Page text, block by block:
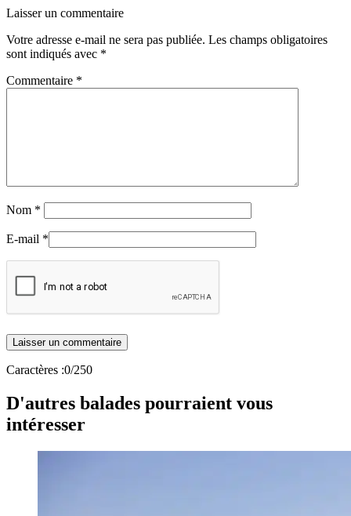
Laisser un commentaire
Votre adresse e-mail ne sera pas publiée. Les champs obligatoires
sont indiqués avec *
Commentaire *
Nom *
E-mail *
Caractères :0/250
D'autres balades pourraient vous
intéresser